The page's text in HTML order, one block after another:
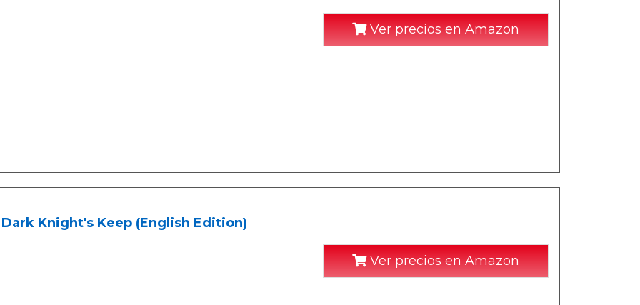
Ver precios en Amazon
Knight's Keep (English Edition)
Ver precios en Amazon